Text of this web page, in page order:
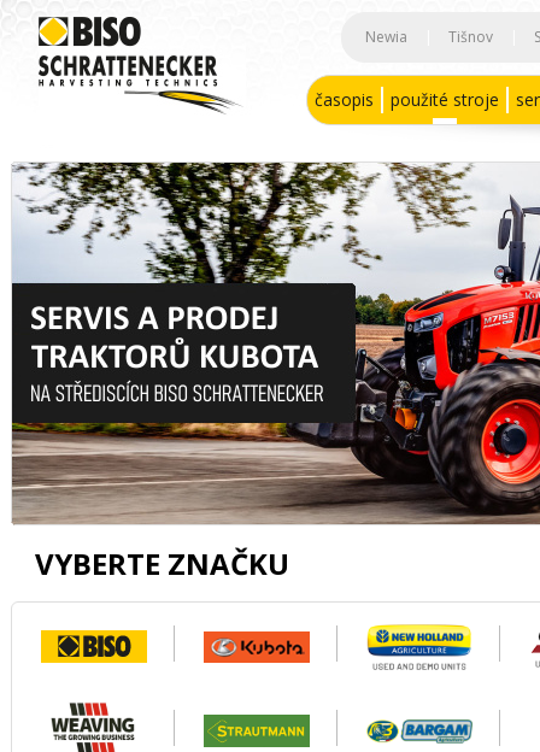
Newia Tišnov
časopis použité stroje
VYBERTE ZNAČKU